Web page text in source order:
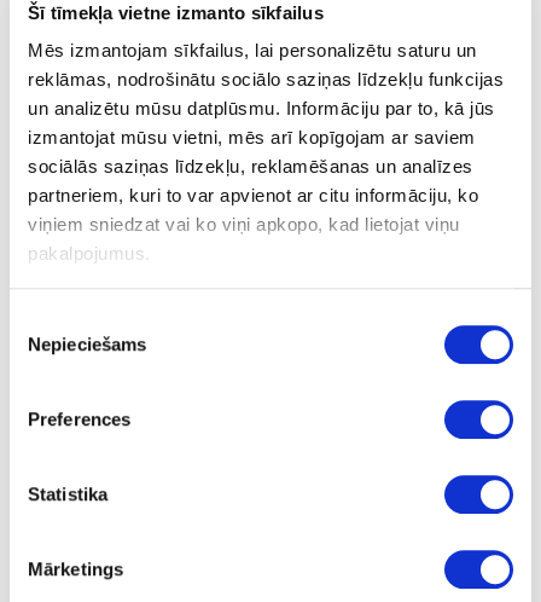
Šī tīmekļa vietne izmanto sīkfailus
Mēs izmantojam sīkfailus, lai personalizētu saturu un
reklāmas, nodrošinātu sociālo saziņas līdzekļu funkcijas
un analizētu mūsu datplūsmu. Informāciju par to, kā jūs
izmantojat mūsu vietni, mēs arī kopīgojam ar saviem
sociālās saziņas līdzekļu, reklamēšanas un analīzes
partneriem, kuri to var apvienot ar citu informāciju, ko
viņiem sniedzat vai ko viņi apkopo, kad lietojat viņu
pakalpojumus.
izvēle
Nepieciešams
Preferences
Statistika
Mārketings
Špaktele defektiem OSMO Holzpaste
7301, dižskābardis
Uzdot jautājumu